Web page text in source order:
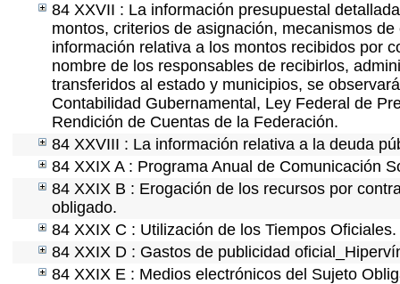
84 XXVII : La información presupuestal
montos, criterios de asignación, mecanismos
información relativa a los montos recibidos por
nombre de los responsables de recibirlos,
transferidos al estado y municipios, se
Contabilidad Gubernamental, Ley Federal de
Rendición de Cuentas de la Federación.
84 XXVIII : La información relativa a la deuda
84 XXIX A : Programa Anual de Comunicación
84 XXIX B : Erogación de los recursos por
obligado.
84 XXIX C : Utilización de los Tiempos Oficiales.
84 XXIX D : Gastos de publicidad
84 XXIX E : Medios electrónicos del Sujeto